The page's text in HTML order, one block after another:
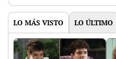
LO MÁS VISTO LO ÚLTIMO